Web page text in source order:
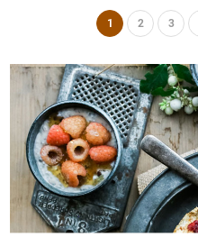
1 2 3